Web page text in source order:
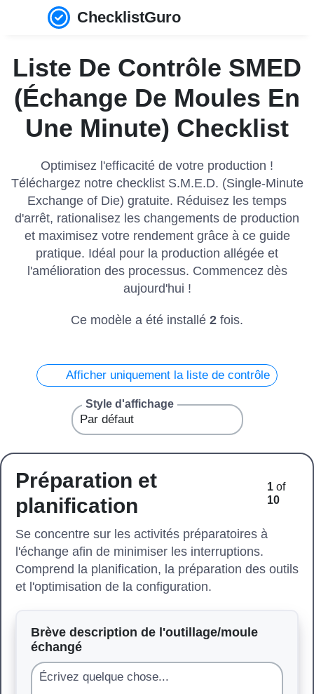
ChecklistGuro
Liste De Contrôle SMED
(Échange De Moules En
Une Minute) Checklist
Optimisez l'efficacité de votre production !
Téléchargez notre checklist S.M.E.D. (Single-Minute
Exchange of Die) gratuite. Réduisez les temps
d'arrêt, rationalisez les changements de production
et maximisez votre rendement grâce à ce guide
pratique. Idéal pour la production allégée et
l'amélioration des processus. Commencez dès
aujourd'hui !
Ce modèle a été installé 2 fois.
Afficher uniquement la liste de contrôle
Style d'affichage
Préparation et
planification
1 of
10
Se concentre sur les activités préparatoires à
l'échange afin de minimiser les interruptions.
Comprend la planification, la préparation des outils
et l'optimisation de la configuration.
Brève description de l'outillage/moule
échangé